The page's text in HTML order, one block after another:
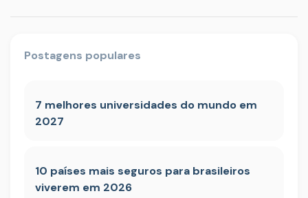
Postagens populares
7 melhores universidades do mundo em
2027
10 países mais seguros para brasileiros
viverem em 2026